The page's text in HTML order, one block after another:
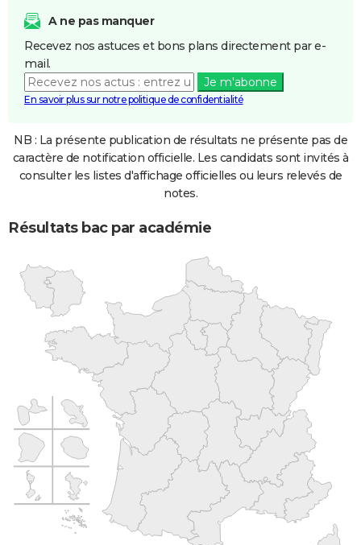
A ne pas manquer
Recevez nos astuces et bons plans directement par e-
mail.
Je m'abonne
En savoir plus sur notre politique de confidentialité
NB : La présente publication de résultats ne présente pas de
caractère de notification officielle. Les candidats sont invités à
consulter les listes d'affichage officielles ou leurs relevés de
notes.
Résultats bac par académie